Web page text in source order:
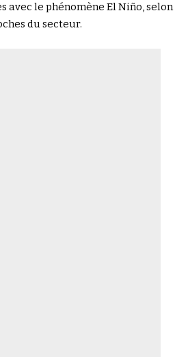
avec le phénomène El Niño, selon
du secteur.